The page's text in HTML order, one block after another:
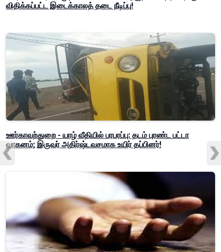
விதிக்கப்பட்ட இடைக்காலத் தடை நீடிப்பு!
ஊர்காவற்துறை - யாழ் வீதியில் பரபரப்பு: தடம் புரண்ட பட்டா
வாகனம்; இருவர் அதிர்ஷ்டவசமாக உயிர் தப்பினர்!